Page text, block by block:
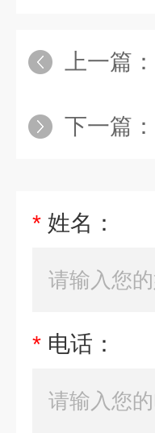
上一篇：
下一篇：
* 姓名：
* 电话：